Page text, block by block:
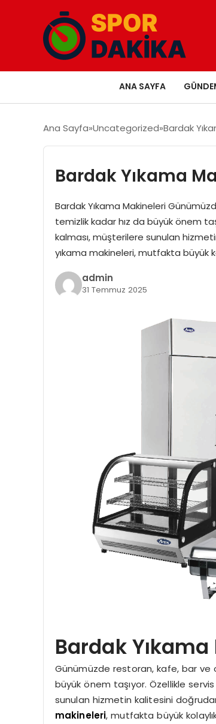
ANA SAYFA
Ana Sayfa Uncategorized Bardak
Bardak Yıkama
Bardak Yıkama Makineleri
temizlik kadar hız da büyük önem
kalması, müşterilere sunulan
yıkama makineleri, mutfakta büyük
admin
31 Temmuz 2025
Bardak
Günümüzde restoran, kafe, bar
büyük önem taşıyor. Özellikle
sunulan hizmetin kalitesini
makineleri, mutfakta büyük